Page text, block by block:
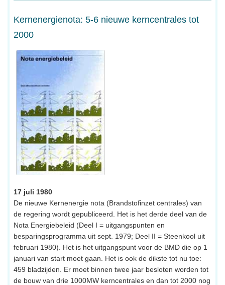
Kernenergienota: 5-6 nieuwe kerncentrales tot
2000
17 juli 1980
De nieuwe Kernenergie nota (Brandstofinzet centrales) van
de regering wordt gepubliceerd. Het is het derde deel van de
Nota Energiebeleid (Deel I = uitgangspunten en
besparingsprogramma uit sept. 1979; Deel II = Steenkool uit
februari 1980). Het is het uitgangspunt voor de BMD die op 1
januari van start moet gaan. Het is ook de dikste tot nu toe:
459 bladzijden. Er moet binnen twee jaar besloten worden tot
de bouw van drie 1000MW kerncentrales en dan tot 2000 nog